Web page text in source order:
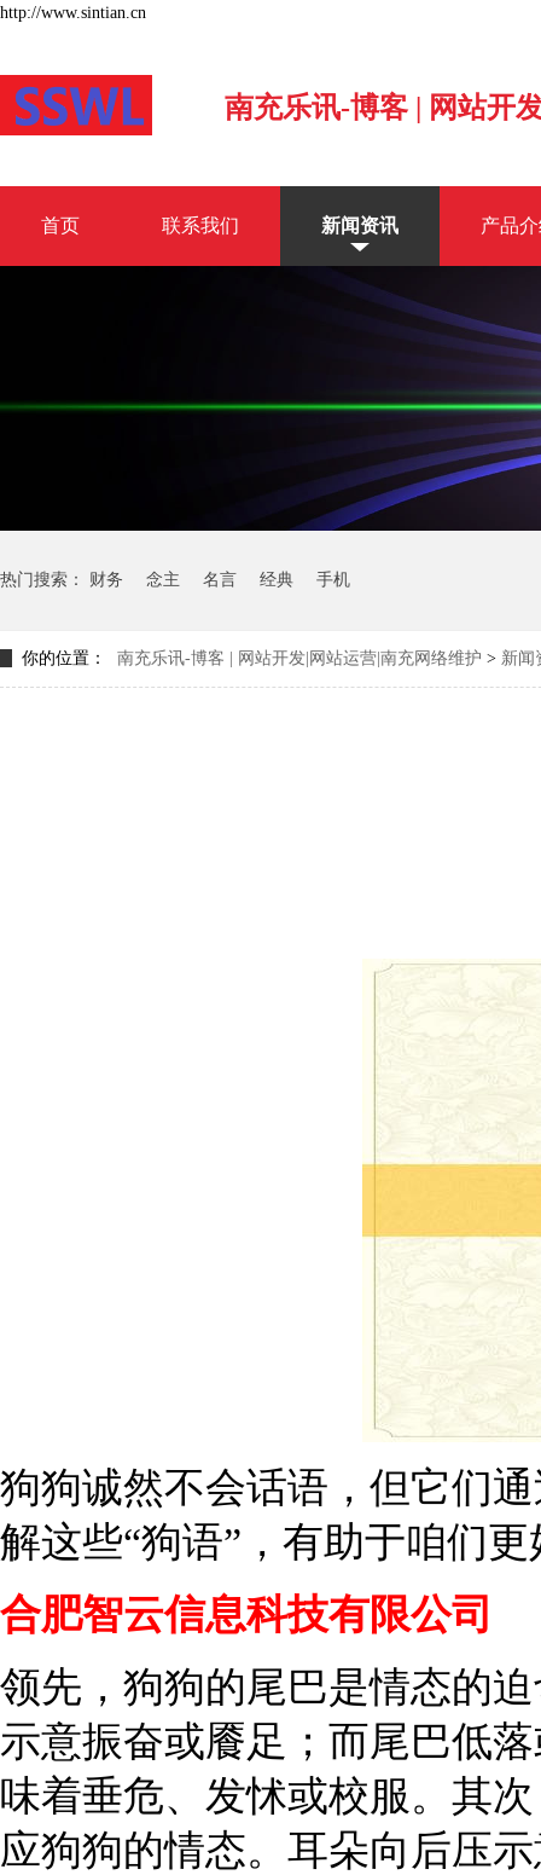
http://www.sintian.cn
南充乐讯-博客 | 网站开
首页 联系我们 新闻资讯 产品
热门搜索： 财务 念主 名言 经典 手机
你的位置： 南充乐讯-博客 | 网站开发|网站运营|南充网络维护 > 新闻
狗狗诚然不会话语，但它们
解这些“狗语”，有助于咱们
合肥智云信息科技有限公司
领先，狗狗的尾巴是情态的
示意振奋或餍足；而尾巴低
味着垂危、发怵或校服。其
应狗狗的情态。耳朵向后压